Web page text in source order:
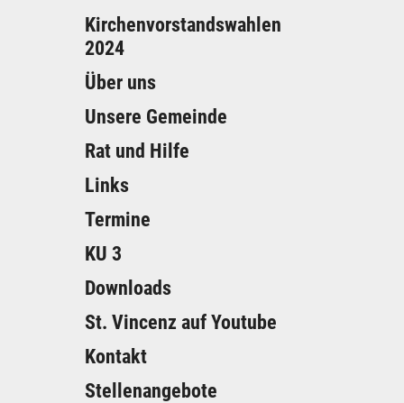
Kirchenvorstandswahlen
2024
Über uns
Unsere Gemeinde
Rat und Hilfe
Links
Termine
KU 3
Downloads
St. Vincenz auf Youtube
Kontakt
Stellenangebote